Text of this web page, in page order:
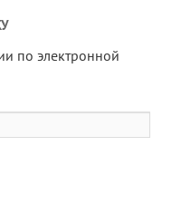
по электронной